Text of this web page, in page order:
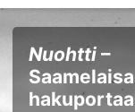
Page Nord
Haku
Nuohtti –